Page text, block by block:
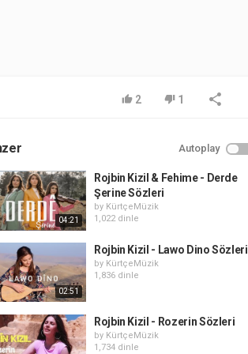
2 1
Autoplay
04:21
Rojbin Kizil & Fehime - Derde
Şerine Sözleri
by KürtçeMüzik
1,022 dinle
02:51
Rojbin Kizil - Lawo Dino Sözleri
by KürtçeMüzik
1,836 dinle
Rojbin Kizil - Rozerin Sözleri
by KürtçeMüzik
1,734 dinle